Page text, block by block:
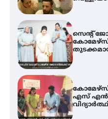
എസ് എൻ
2026
ബാലൻ